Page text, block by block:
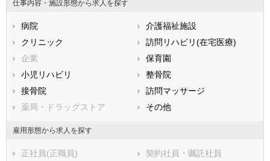
石川県
福井県
静岡県
三重県
滋賀県
大阪府
兵庫県
鳥取県
広島県
徳島県
香川県
愛媛県
鹿児島県
仕事内容・施設形態から求人を探す
病院
介護福祉施設
クリニック
訪問リハビリ(在宅医療)
企業
保育園
小児リハビリ
整骨院
接骨院
訪問マッサージ
薬局・ドラッグストア
その他
雇用形態から求人を探す
正社員(正職員)
契約社員・嘱託社員